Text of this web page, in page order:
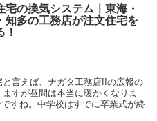
宅の換気システム｜東海・
知多の工務店が注文住宅を
！
言えば、ナガタ工務店!!の広報の
すが昼間は本当に暖かくなりま
すね。中学校はすでに卒業式が終